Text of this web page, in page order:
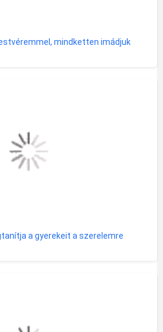
mindketten imádjuk
a gyerekeit a szerelemre